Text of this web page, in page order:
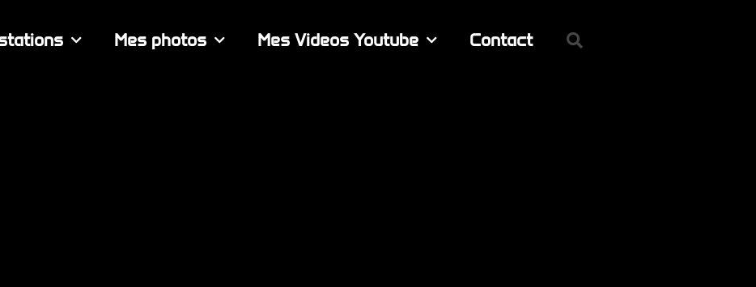
Mes photos Mes Videos Youtube Contact